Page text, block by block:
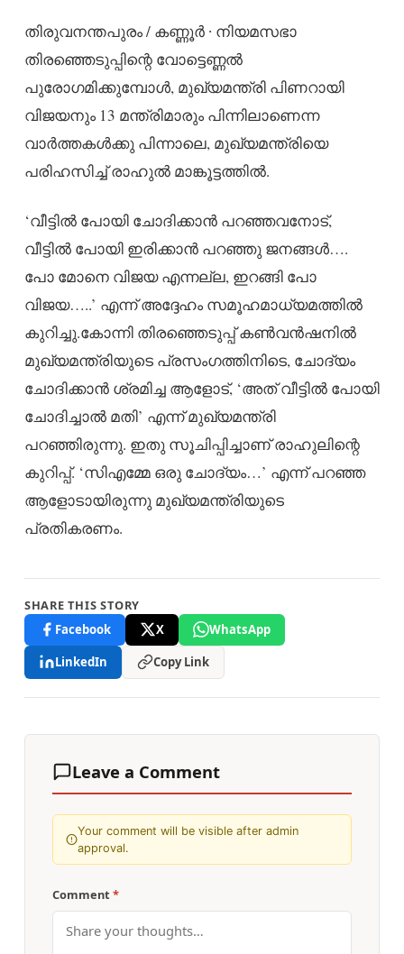
തിരുവനന്തപുരം / കണ്ണൂർ ∙ നിയമസഭാ
തിരഞ്ഞെടുപ്പിന്റെ വോട്ടെണ്ണൽ
പുരോഗമിക്കുമ്പോൾ, മുഖ്യമന്ത്രി പിണറായി
വിജയനും 13 മന്ത്രിമാരും പിന്നിലാണെന്ന
വാർത്തകൾക്കു പിന്നാലെ, മുഖ്യമന്ത്രിയെ
പരിഹസിച്ച് രാഹുൽ മാങ്കൂട്ടത്തിൽ.
‘വീട്ടിൽ പോയി ചോദിക്കാൻ പറഞ്ഞവനോട്,
വീട്ടിൽ പോയി ഇരിക്കാൻ പറഞ്ഞു ജനങ്ങൾ….
പോ മോനെ വിജയ എന്നല്ല, ഇറങ്ങി പോ
വിജയ…..’ എന്ന് അദ്ദേഹം സമൂഹമാധ്യമത്തിൽ
കുറിച്ചു.കോന്നി തിരഞ്ഞെടുപ്പ് കണ്‍വന്‍ഷനിൽ
മുഖ്യമന്ത്രിയുടെ പ്രസംഗത്തിനിടെ, ചോദ്യം
ചോദിക്കാന്‍ ശ്രമിച്ച ആളോട്, ‘അത് വീട്ടില്‍ പോയി
ചോദിച്ചാല്‍ മതി’ എന്ന് മുഖ്യമന്ത്രി
പറഞ്ഞിരുന്നു. ഇതു സൂചിപ്പിച്ചാണ് രാഹുലിന്റെ
കുറിപ്പ്. ‘സിഎമ്മേ ഒരു ചോദ്യം…’ എന്ന് പറഞ്ഞ
ആളോടായിരുന്നു മുഖ്യമന്ത്രിയുടെ
പ്രതികരണം.
SHARE THIS STORY
Facebook
X
WhatsApp
LinkedIn
Copy Link
Leave a Comment
Your comment will be visible after admin
approval.
Comment *